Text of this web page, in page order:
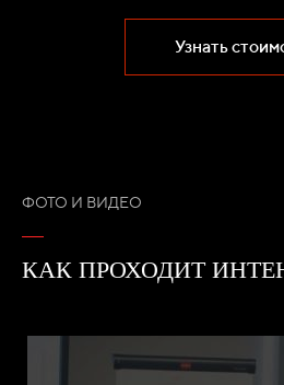
Узнать
ФОТО И ВИДЕО
КАК ПРОХОДИТ